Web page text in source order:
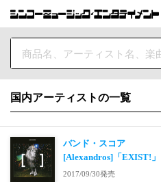
国内アーティストの一覧
バンド・スコア
[Alexandros]「EXIST!」
2017/09/30発売